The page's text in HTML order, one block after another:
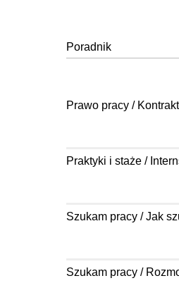
Poradnik
Prawo pracy /
Praktyki i staże /
Szukam pracy / Jak
Szukam pracy /